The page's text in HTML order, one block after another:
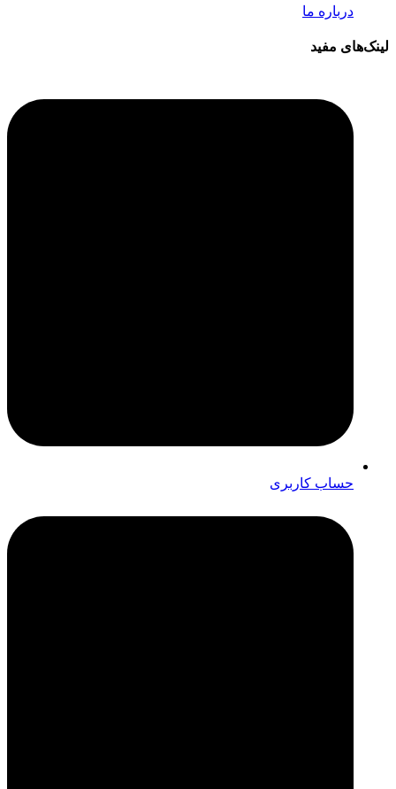
درباره ما
لینک‌های مفید
حساب کاربری